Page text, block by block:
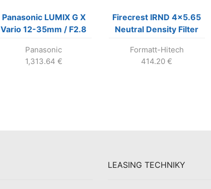
Panasonic LUMIX G X
Vario 12-35mm / F2.8
Panasonic
1,313.64 €
Firecrest IRND 4×5.65
Neutral Density Filter
Formatt-Hitech
414.20€
LEASING TECHNIKY